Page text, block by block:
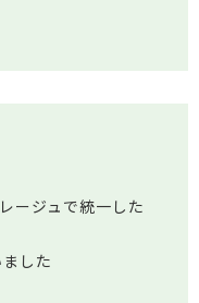
ージュで統一した
した